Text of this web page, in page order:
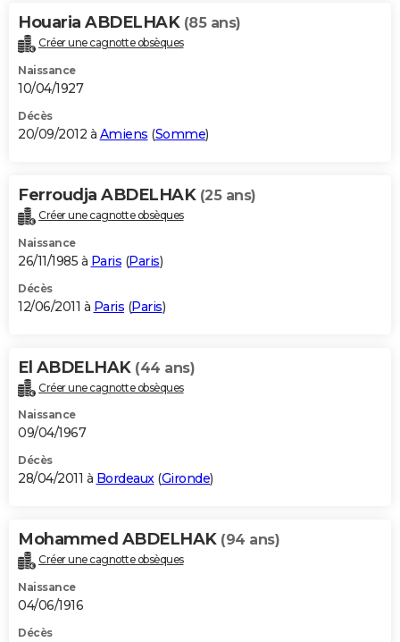
Houaria ABDELHAK (85 ans)
Créer une cagnotte obsèques
Naissance
10/04/1927
Décès
20/09/2012 à Amiens (Somme)
Ferroudja ABDELHAK (25 ans)
Créer une cagnotte obsèques
Naissance
26/11/1985 à Paris (Paris)
Décès
12/06/2011 à Paris (Paris)
El ABDELHAK (44 ans)
Créer une cagnotte obsèques
Naissance
09/04/1967
Décès
28/04/2011 à Bordeaux(Gironde)
Mohammed ABDELHAK (94 ans)
Créer une cagnotte obsèques
Naissance
04/06/1916
Décès